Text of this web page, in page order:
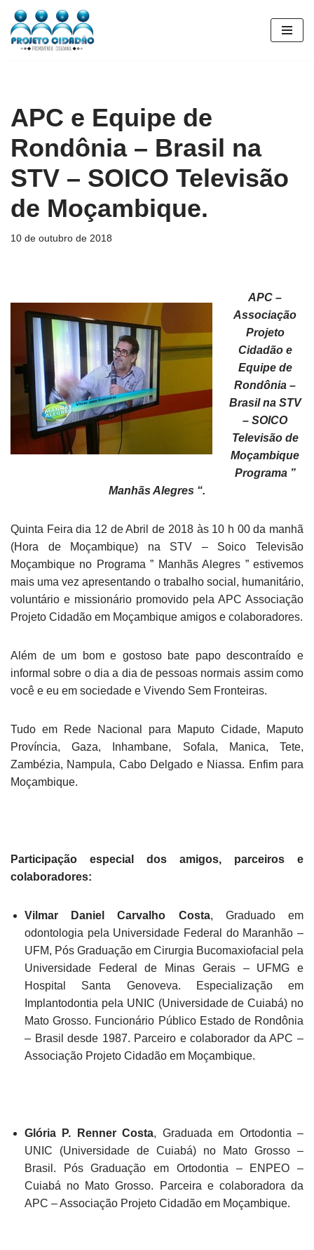
Pular
APC e Equipe de
Rondônia – Brasil na
STV – SOICO Televisão
de Moçambique.
10 de outubro de 2018
APC –
Associação
Projeto
Cidadão e
Equipe de
Rondônia –
Brasil na STV
– SOICO
Televisão de
Moçambique
Programa ”
Manhãs Alegres “.
Quinta Feira dia 12 de Abril de 2018 às 10 h 00 da manhã
(Hora de Moçambique) na STV – Soico Televisão
Moçambique no Programa ” Manhãs Alegres ” estivemos
mais uma vez apresentando o trabalho social, humanitário,
voluntário e missionário promovido pela APC Associação
Projeto Cidadão em Moçambique amigos e colaboradores.
Além de um bom e gostoso bate papo descontraído e
informal sobre o dia a dia de pessoas normais assim como
você e eu em sociedade e Vivendo Sem Fronteiras.
Tudo em Rede Nacional para Maputo Cidade, Maputo
Província, Gaza, Inhambane, Sofala, Manica, Tete,
Zambézia, Nampula, Cabo Delgado e Niassa. Enfim para
Moçambique.
Participação especial dos amigos, parceiros e
colaboradores:
Vilmar Daniel Carvalho Costa, Graduado em
odontologia pela Universidade Federal do Maranhão –
UFM, Pós Graduação em Cirurgia Bucomaxiofacial pela
Universidade Federal de Minas Gerais – UFMG e
Hospital Santa Genoveva. Especialização em
Implantodontia pela UNIC (Universidade de Cuiabá) no
Mato Grosso. Funcionário Público Estado de Rondônia
– Brasil desde 1987. Parceiro e colaborador da APC –
Associação Projeto Cidadão em Moçambique.
Glória P. Renner Costa, Graduada em Ortodontia –
UNIC (Universidade de Cuiabá) no Mato Grosso –
Brasil. Pós Graduação em Ortodontia – ENPEO –
Cuiabá no Mato Grosso. Parceira e colaboradora da
APC – Associação Projeto Cidadão em Moçambique.